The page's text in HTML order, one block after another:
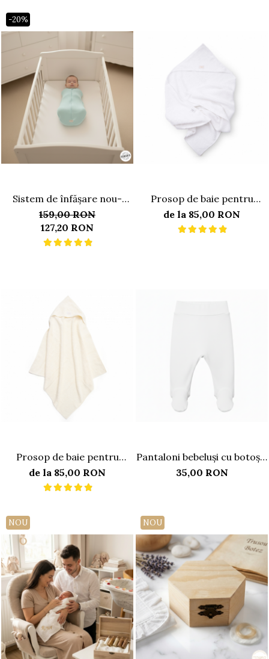
-20%
Sistem de înfășare nou-
născut, model săculeț cu
aripi de susținere a brațelor,
0-3 luni (3-6 kg),, minty blue
159,00 RON
127,20 RON
Prosop de baie pentru
bebeluși cu glugă 75x80cm
de la 85,00 RON
Prosop de baie pentru
bebeluși cu glugă 75x80cm -
ivory
de la 85,00 RON
Pantaloni bebeluși cu botoșei
incluși, bumbac extrafin
35,00 RON
NOU NOU